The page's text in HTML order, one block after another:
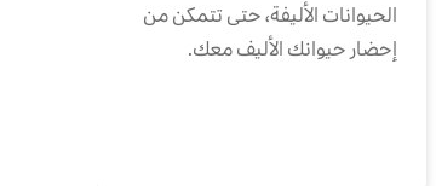
الحيوانات الأليفة، حتى تتمكن من
إحضار حيوانك الأليف معك.